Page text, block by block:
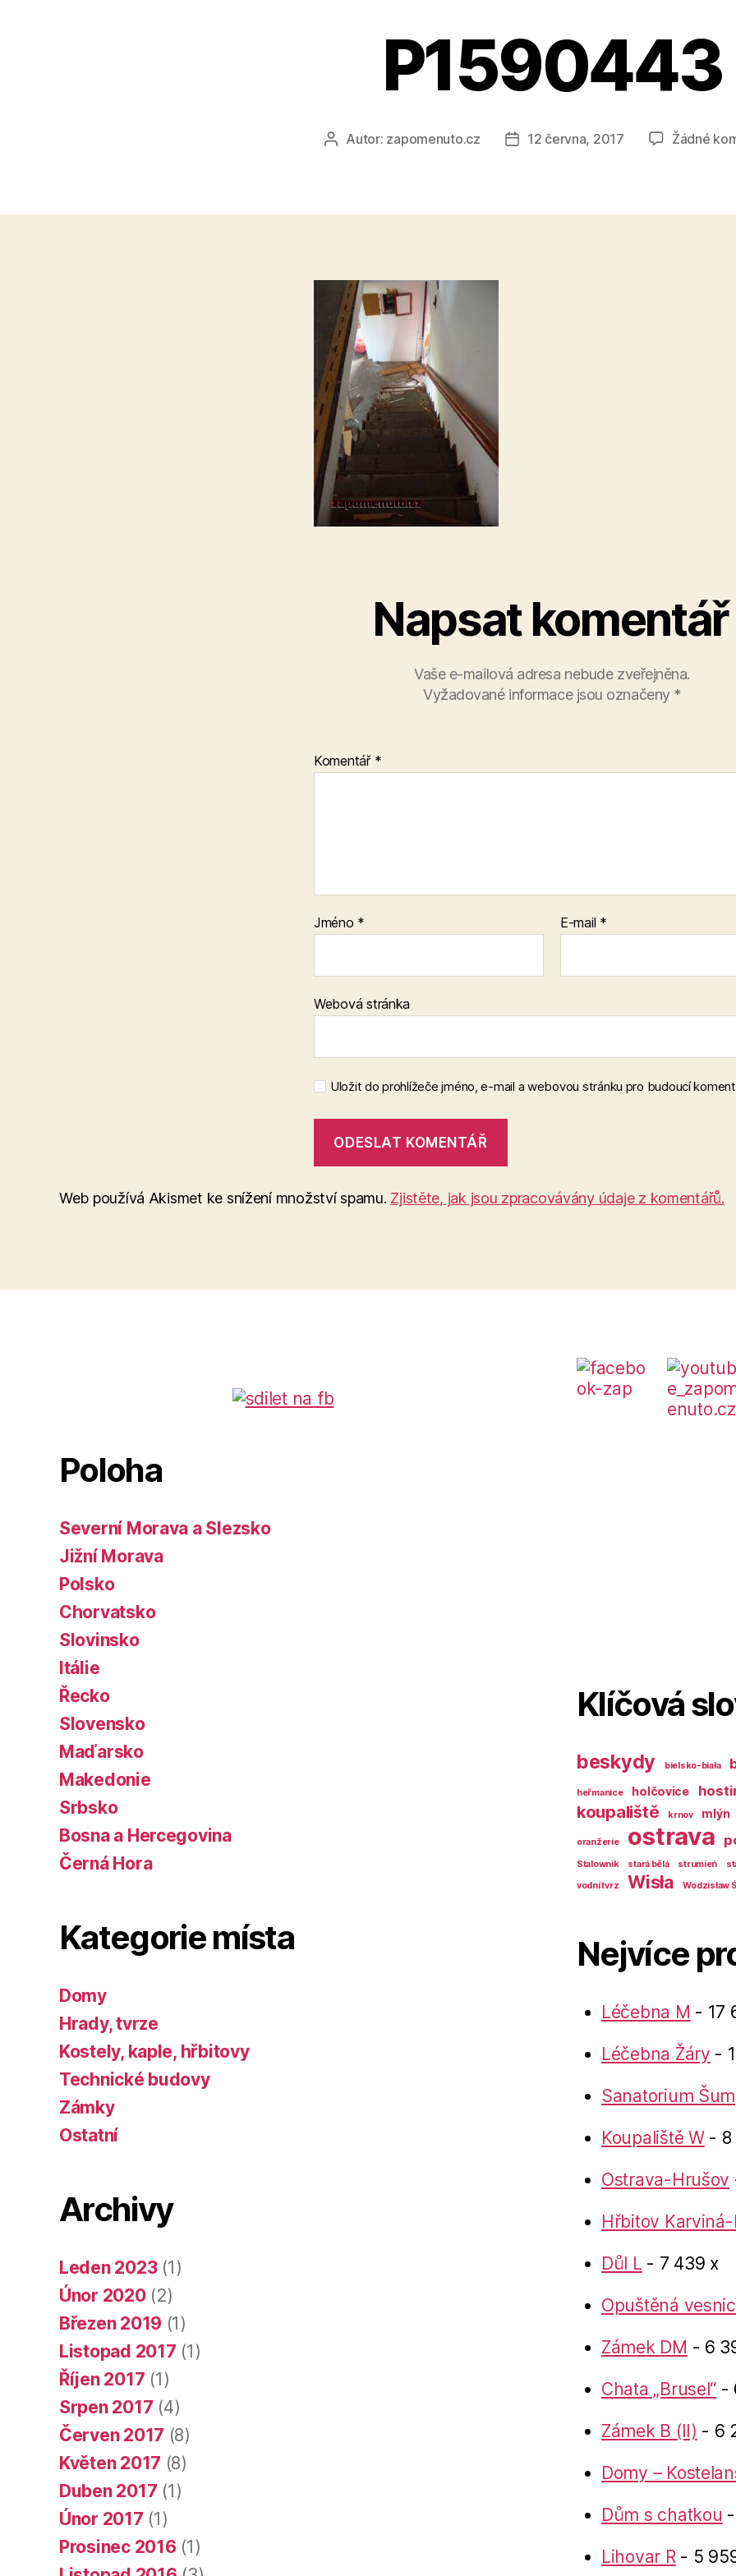
P1590443
AutorAutor: zapomenuto.cz
Datum
12 června, 2017 Žádné
Napsat komentář
Vaše e-mailová adresa nebude zveřejněna.
Vyžadované informace jsou označeny *
Komentář *
Jméno * E-mail *
Webová stránka
Uložit do prohlížeče jméno, e-mail a webovou stránku pro budoucí
Web používá Akismet ke snížení množství spamu. Zjistěte, jak jsou zpracovávány údaje z komentářů.
Poloha
Severní Morava a Slezsko
Jižní Morava
Polsko
Chorvatsko
Slovinsko
Itálie
Řecko
Slovensko
Maďarsko
Makedonie
Srbsko
Bosna a Hercegovina
Černá Hora
Kategorie místa
Domy
Hrady, tvrze
Kostely, kaple, hřbitovy
Technické budovy
Zámky
Ostatní
Archivy
Leden 2023(1)
Únor 2020(2)
Březen 2019 (1)
Listopad 2017 (1)
Říjen 2017 (1)
Srpen 2017 (4)
Červen 2017 (8)
Květen 2017 (8)
Duben 2017 (1)
Únor 2017 (1)
Prosinec 2016 (1)
Klíčová
beskydy bielsko-biała
heřmanice holčovice
koupaliště krnov mlýn
oranžerie ostrava
Stalownik stará bělá strumień
vodní tvrz
Wisła Wodzisław
Nejvíce
Léčebna M - 17
Léčebna Žáry -
Sanatorium
Koupaliště W- 8
Ostrava-Hrušov
Hřbitov
Důl L - 7 439 x
Opuštěná
Zámek DM - 6
Chata „Brusel“ -
Zámek B (II) - 6
Domy –
Dům s chatkou
Lihovar R- 5